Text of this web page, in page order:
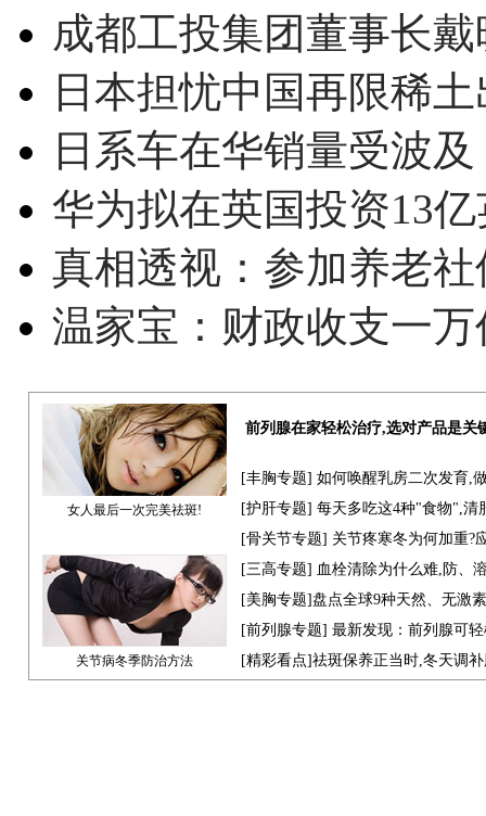
成都工投集团董事长
日本担忧中国再限稀
日系车在华销量受波
华为拟在英国投资13
真相透视：参加养老
温家宝：财政收支一
女人最后一次完美祛斑!
前列腺在家轻松治疗,选对产品是关
[丰胸专题] 如何唤醒乳房二次发育,
[护肝专题] 每天多吃这4种"食物",清
[骨关节专题] 关节疼寒冬为何加重?
关节病冬季防治方法
[三高专题] 血栓清除为什么难,防、
[美胸专题]盘点全球9种天然、无激
[前列腺专题] 最新发现：前列腺可
[精彩看点]祛斑保养正当时,冬天调